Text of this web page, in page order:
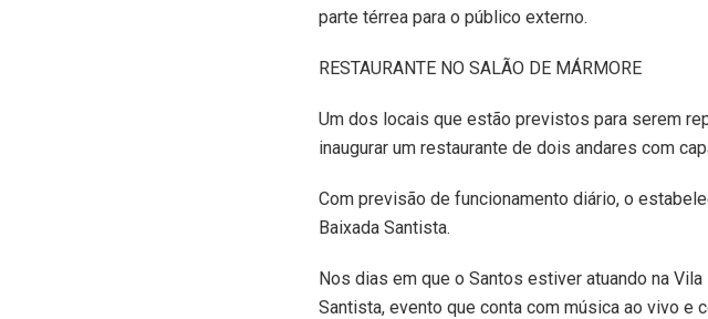
parte térrea para o público externo.
RESTAURANTE NO SALÃO DE MÁRMORE
Um dos locais que estão previstos para serem
inaugurar um restaurante de dois andares com
Com previsão de funcionamento diário, o
Baixada Santista.
Nos dias em que o Santos estiver atuando na
Santista, evento que conta com música ao vivo e